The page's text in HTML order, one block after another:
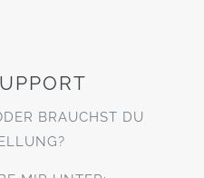
BRAUCHST DU